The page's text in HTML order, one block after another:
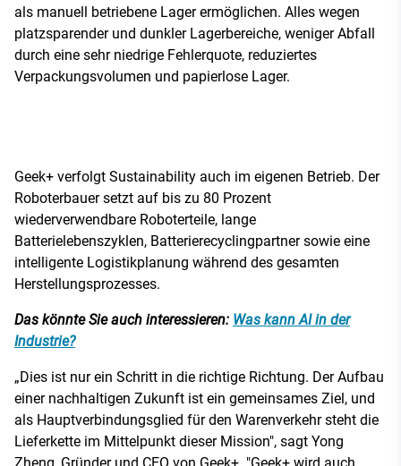
als manuell betriebene Lager ermöglichen. Alles wegen
platzsparender und dunkler Lagerbereiche, weniger Abfall
durch eine sehr niedrige Fehlerquote, reduziertes
Verpackungsvolumen und papierlose Lager.
Geek+ verfolgt Sustainability auch im eigenen Betrieb. Der
Roboterbauer setzt auf bis zu 80 Prozent
wiederverwendbare Roboterteile, lange
Batterielebenszyklen, Batterierecyclingpartner sowie eine
intelligente Logistikplanung während des gesamten
Herstellungsprozesses.
Das könnte Sie auch interessieren: Was kann AI in der
Industrie?
„Dies ist nur ein Schritt in die richtige Richtung. Der Aufbau
einer nachhaltigen Zukunft ist ein gemeinsames Ziel, und
als Hauptverbindungsglied für den Warenverkehr steht die
Lieferkette im Mittelpunkt dieser Mission", sagt Yong
Zheng, Gründer und CEO von Geek+. "Geek+ wird auch